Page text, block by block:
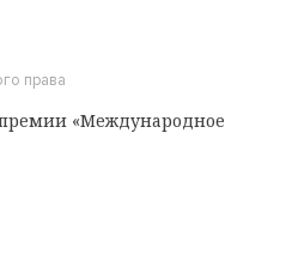
права
«Международное